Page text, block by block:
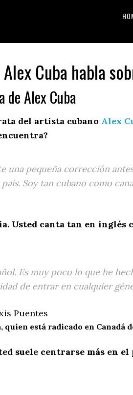
Cuba habla
Alex Cuba
del artista cubano Alex
una pequeña corrección
Soy tan cubano como
Usted canta tan en inglés
Es muy poco lo que he
de entrar en cualquier
quien está radicado en Canadá
suele centrarse más en